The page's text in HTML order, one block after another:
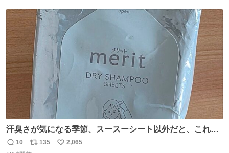
ト
数
数
汗臭さが気になる季節、スースーシート以外だと、これが
とにかくスッキリする。2年くらい前に #生活は踊る で紹
返
10
リ
135
い
2,065